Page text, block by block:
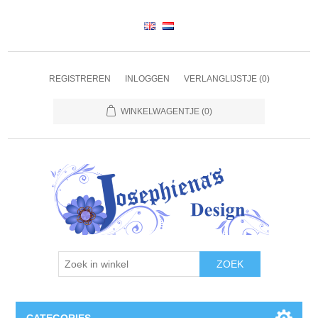
REGISTREREN INLOGGEN VERLANGLIJSTJE (0)
WINKELWAGENTJE (0)
ZOEK